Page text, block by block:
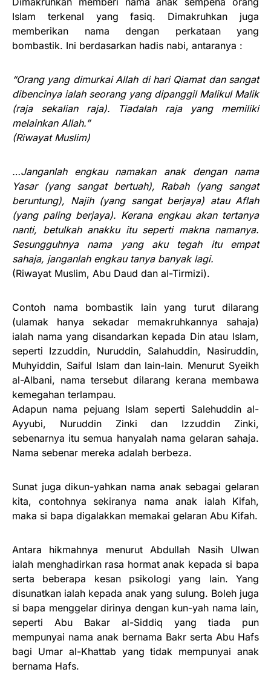
Islam terkenal yang fasiq. Dimakruhkan juga
memberikan nama dengan perkataan yang
bombastik. Ini berdasarkan hadis nabi, antaranya :
“Orang yang dimurkai Allah di hari Qiamat dan sangat
dibencinya ialah seorang yang dipanggil Malikul Malik
(raja sekalian raja). Tiadalah raja yang memiliki
melainkan Allah.”
(Riwayat Muslim)
…Janganlah engkau namakan anak dengan nama
Yasar (yang sangat bertuah), Rabah (yang sangat
beruntung), Najih (yang sangat berjaya) atau Aflah
(yang paling berjaya). Kerana engkau akan tertanya
nanti, betulkah anakku itu seperti makna namanya.
Sesungguhnya nama yang aku tegah itu empat
sahaja, janganlah engkau tanya banyak lagi.
(Riwayat Muslim, Abu Daud dan al-Tirmizi).
Contoh nama bombastik lain yang turut dilarang
(ulamak hanya sekadar memakruhkannya sahaja)
ialah nama yang disandarkan kepada Din atau Islam,
seperti Izzuddin, Nuruddin, Salahuddin, Nasiruddin,
Muhyiddin, Saiful Islam dan lain-lain. Menurut Syeikh
al-Albani, nama tersebut dilarang kerana membawa
kemegahan terlampau.
Adapun nama pejuang Islam seperti Salehuddin al-
Ayyubi, Nuruddin Zinki dan Izzuddin Zinki,
sebenarnya itu semua hanyalah nama gelaran sahaja.
Nama sebenar mereka adalah berbeza.
Sunat juga dikun-yahkan nama anak sebagai gelaran
kita, contohnya sekiranya nama anak ialah Kifah,
maka si bapa digalakkan memakai gelaran Abu Kifah.
Antara hikmahnya menurut Abdullah Nasih Ulwan
ialah menghadirkan rasa hormat anak kepada si bapa
serta beberapa kesan psikologi yang lain. Yang
disunatkan ialah kepada anak yang sulung. Boleh juga
si bapa menggelar dirinya dengan kun-yah nama lain,
seperti Abu Bakar al-Siddiq yang tiada pun
mempunyai nama anak bernama Bakr serta Abu Hafs
bagi Umar al-Khattab yang tidak mempunyai anak
bernama Hafs.